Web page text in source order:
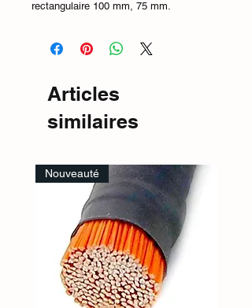
rectangulaire 100 mm, 75 mm.
Articles
similaires
Nouveauté